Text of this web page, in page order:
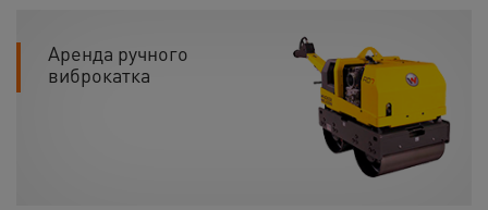
Аренда ручного
виброкатка